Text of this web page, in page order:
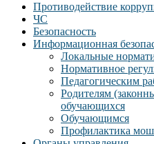
Противодействие
ЧС
Безопасность
Информационная
Локальные
Нормативное
Педагогическим
Родителям
обучающихся
Обучающимся
Профилактика